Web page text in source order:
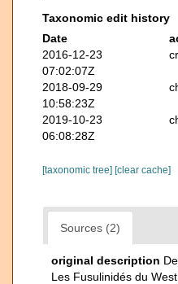
Taxonomic edit history
Date
2016-12-23
07:02:07Z
2018-09-29
10:58:23Z
2019-10-23
06:08:28Z
[taxonomic tree] [clear cache]
Sources (2)
original description
Les Fusulinidés du